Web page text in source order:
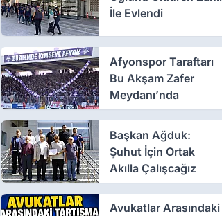
İle Evlendi
Afyonspor Taraftarı
Bu Akşam Zafer
Meydanı’nda
Başkan Ağduk:
Şuhut İçin Ortak
Akılla Çalışcağız
Avukatlar Arasındaki